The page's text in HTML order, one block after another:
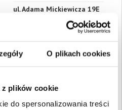
O plikach cookies
plików cookie
do spersonalizowania treści
ul. Adama Mickiewicza 19E
Siedziba:
Marki
KRS:0000590009